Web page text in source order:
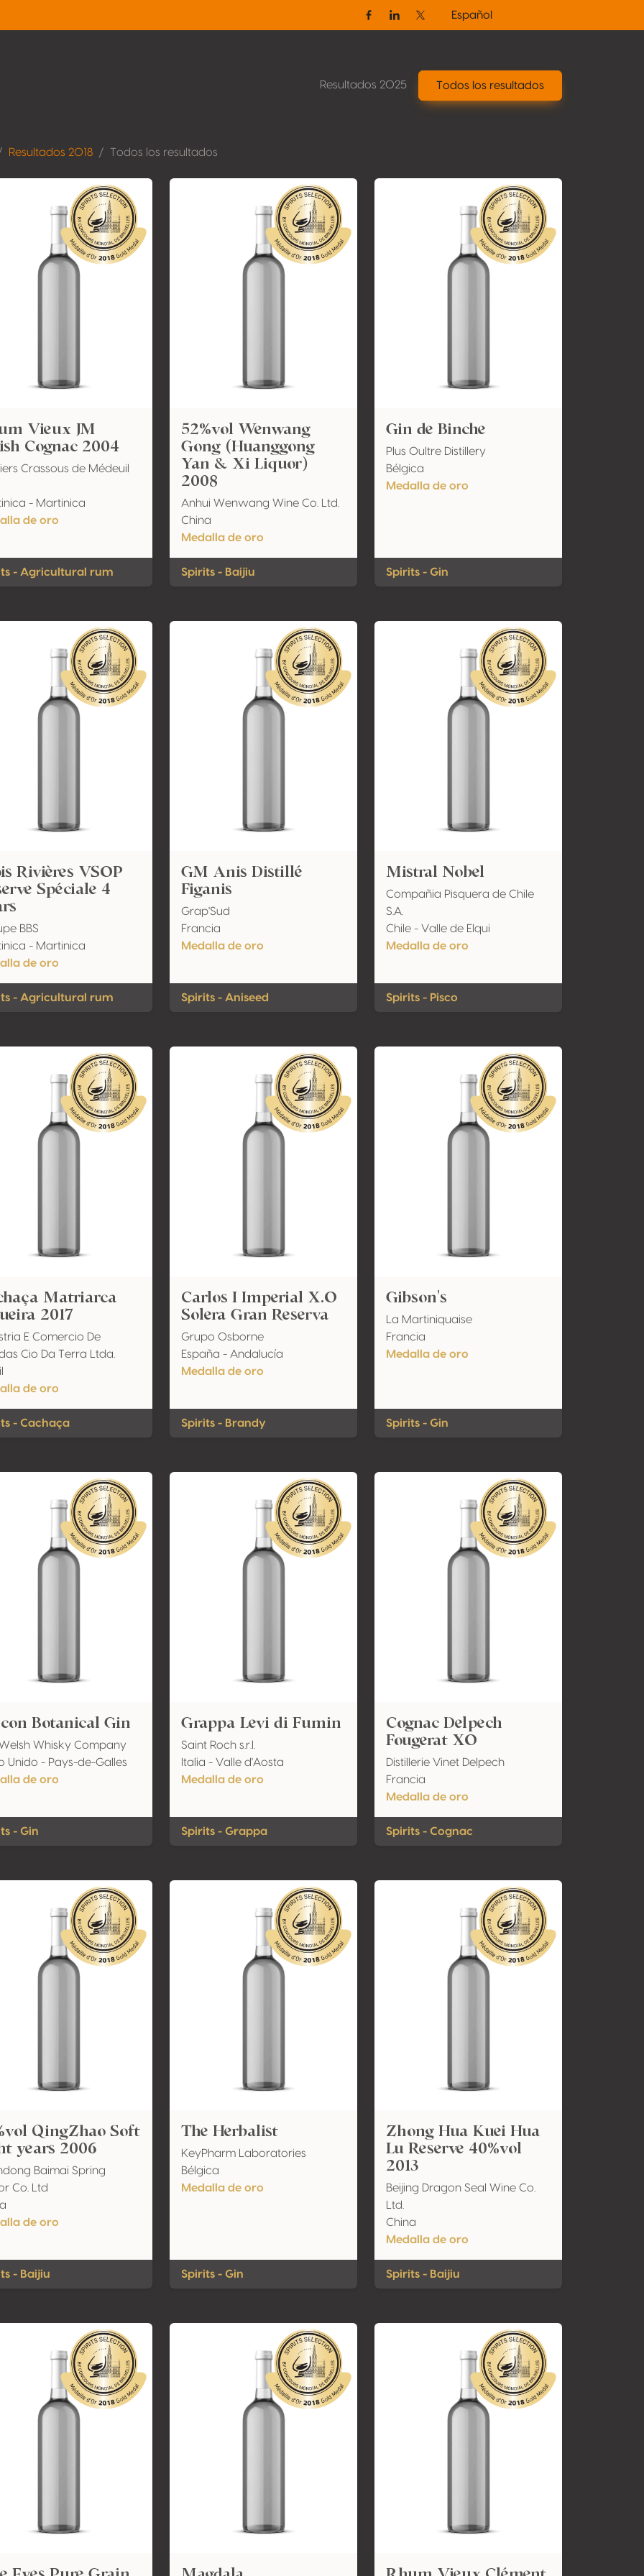
FacebookLinkedinTwitter / X
Español
Resultados 2025 Todos los resultados
Resultados 2018 Todos los resultados
Vieux JM
Cognac 2004
Crassous de Médeuil
- Martinica
de oro
- Agricultural rum
52%vol Wenwang
Gong (Huanggong
Yan & Xi Liquor)
2008
Anhui Wenwang Wine Co. Ltd.
China
Medalla de oro
Spirits - Baijiu
Gin de Binche
Plus Oultre Distillery
Bélgica
Medalla de oro
Spirits - Gin
Rivières VSOP
Spéciale 4
BBS
- Martinica
de oro
- Agricultural rum
GM Anis Distillé
Figanis
Grap'Sud
Francia
Medalla de oro
Spirits - Aniseed
Mistral Nobel
Compañia Pisquera de Chile
S.A.
Chile - Valle de Elqui
Medalla de oro
Spirits - Pisco
Matriarca
2017
E Comercio De
Cio Da Terra Ltda.
de oro
- Cachaça
Carlos I Imperial X.O
Solera Gran Reserva
Grupo Osborne
España - Andalucía
Medalla de oro
Spirits - Brandy
Gibson's
La Martiniquaise
Francia
Medalla de oro
Spirits - Gin
Botanical Gin
Whisky Company
Unido - Pays-de-Galles
de oro
- Gin
Grappa Levi di Fumin
Saint Roch s.r.l.
Italia - Valle d'Aosta
Medalla de oro
Spirits - Grappa
Cognac Delpech
Fougerat XO
Distillerie Vinet Delpech
Francia
Medalla de oro
Spirits - Cognac
QingZhao Soft
years 2006
Baimai Spring
Co. Ltd
de oro
- Baijiu
The Herbalist
KeyPharm Laboratories
Bélgica
Medalla de oro
Spirits - Gin
Zhong Hua Kuei Hua
Lu Reserve 40%vol
2013
Beijing Dragon Seal Wine Co.
Ltd.
China
Medalla de oro
Spirits - Baijiu